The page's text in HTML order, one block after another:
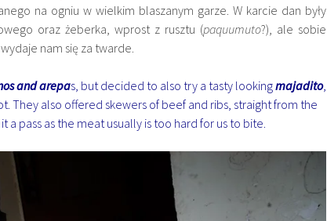
na ogniu w wielkim blaszanym garze. W karcie dan były
oraz żeberka, wprost z rusztu (paquumuto?), ale sobie
nam się za twarde.
and arepas, but decided to also try a tasty lookingmajadito,
They also offered skewers of beef and ribs, straight from the
a pass as the meat usually is too hard for us to bite.